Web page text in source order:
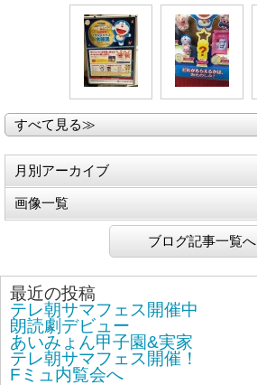
すべて見る≫
月別アーカイブ
画像一覧
ブログ記事一覧へ
最近の投稿
テレ朝サマフェス開催中
朗読劇デビュー
あいみょん甲子園&実家
テレ朝サマフェス開催！
Fミュ内覧会へ